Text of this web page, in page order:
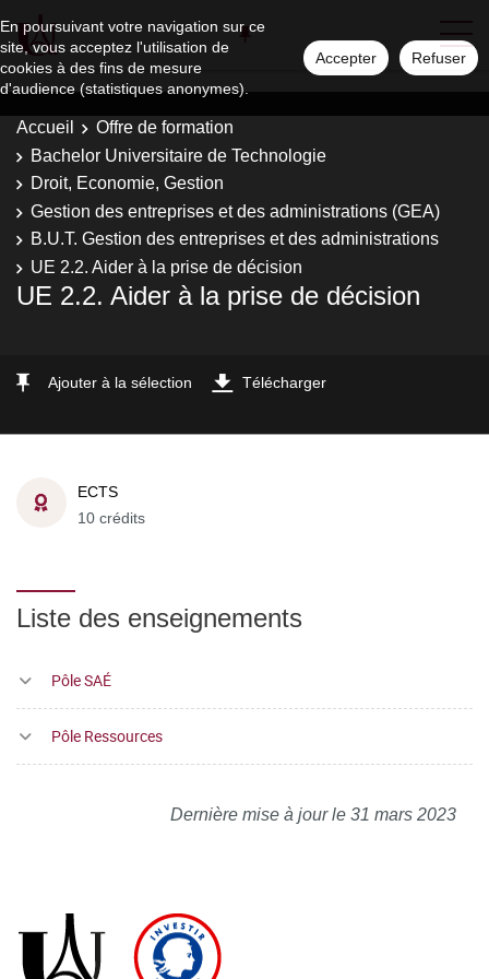
En poursuivant votre navigation sur ce
site, vous acceptez l'utilisation de
cookies à des fins de mesure
d'audience (statistiques anonymes).
Accepter Refuser
Accueil
Offre de formation
Bachelor Universitaire de Technologie
Droit, Economie, Gestion
Gestion des entreprises et des administrations (GEA)
B.U.T. Gestion des entreprises et des administrations
UE 2.2. Aider à la prise de décision
UE 2.2. Aider à la prise de décision
Ajouter à la sélection Télécharger
ECTS
10 crédits
Liste des enseignements
Pôle SAÉ
Pôle Ressources
Dernière mise à jour le 31 mars 2023